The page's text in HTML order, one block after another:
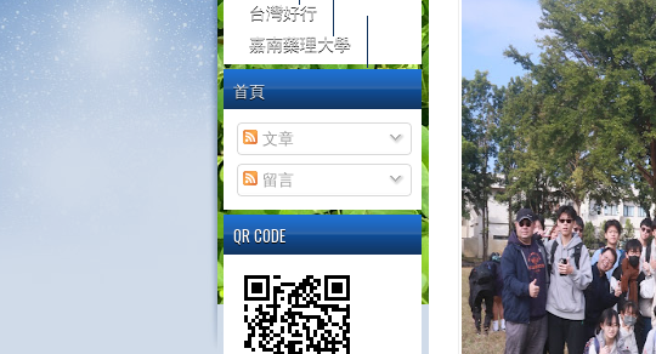
台灣好行
嘉南藥理大學
首頁
文章
留言
QR CODE